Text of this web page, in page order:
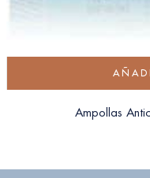
Ampollas